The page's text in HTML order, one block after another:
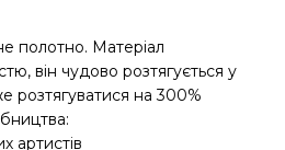
полотно. Матеріал
він чудово розтягується у
розтягуватися на 300%
артистів